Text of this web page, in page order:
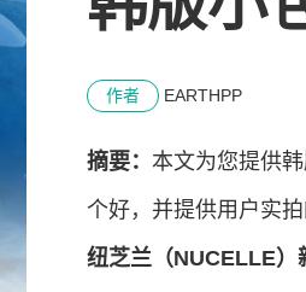
作者 EARTHPP
摘要： 本文为您提供
个好，并提供用户实
纽芝兰（NUCELLE）